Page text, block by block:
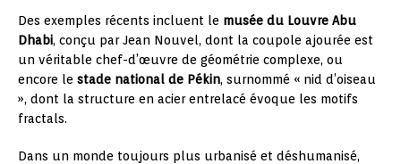
Des exemples récents incluent le musée du Louvre Abu
Dhabi, conçu par Jean Nouvel, dont la coupole ajourée est
un véritable chef-d’œuvre de géométrie complexe, ou
encore le stade national de Pékin, surnommé « nid d’oiseau
», dont la structure en acier entrelacé évoque les motifs
fractals.
Dans un monde toujours plus urbanisé et déshumanisé,